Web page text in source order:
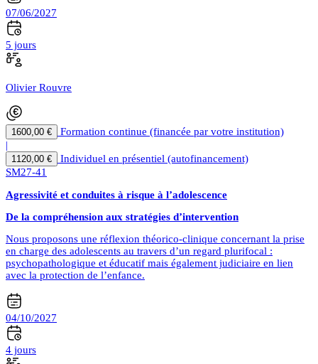
07/06/2027
5 jours
Olivier Rouvre
1600,00 €
Formation continue (financée par votre institution)
|
1120,00 €
Individuel en présentiel (autofinancement)
SM27-41
Agressivité et conduites à risque à l’adolescence
De la compréhension aux stratégies d’intervention
Nous proposons une réflexion théorico-clinique concernant la prise
en charge des adolescents au travers d’un regard plurifocal :
psychopathologique et éducatif mais également judiciaire en lien
avec la protection de l’enfance.
04/10/2027
4 jours